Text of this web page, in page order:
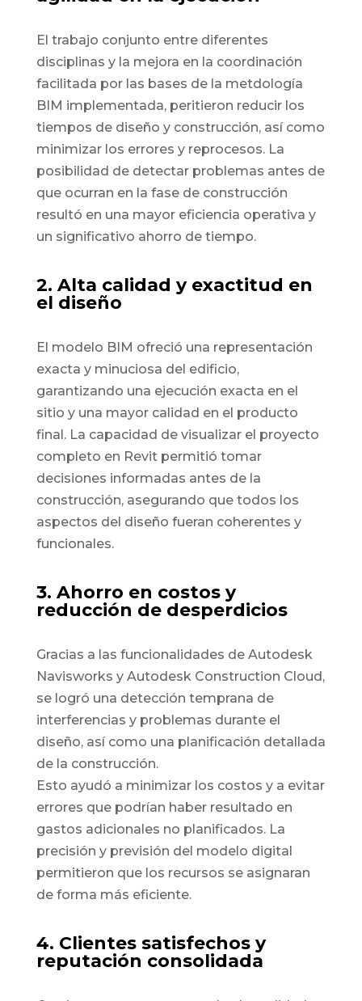
El trabajo conjunto entre diferentes
disciplinas y la mejora en la coordinación
facilitada por las bases de la metdología
BIM implementada, peritieron reducir los
tiempos de diseño y construcción, así como
minimizar los errores y reprocesos. La
posibilidad de detectar problemas antes de
que ocurran en la fase de construcción
resultó en una mayor eficiencia operativa y
un significativo ahorro de tiempo.
2. Alta calidad y exactitud en
el diseño
El modelo BIM ofreció una representación
exacta y minuciosa del edificio,
garantizando una ejecución exacta en el
sitio y una mayor calidad en el producto
final. La capacidad de visualizar el proyecto
completo en Revit permitió tomar
decisiones informadas antes de la
construcción, asegurando que todos los
aspectos del diseño fueran coherentes y
funcionales.
3. Ahorro en costos y
reducción de desperdicios
Gracias a las funcionalidades de Autodesk
Navisworks y Autodesk Construction Cloud,
se logró una detección temprana de
interferencias y problemas durante el
diseño, así como una planificación detallada
de la construcción.
Esto ayudó a minimizar los costos y a evitar
errores que podrían haber resultado en
gastos adicionales no planificados. La
precisión y previsión del modelo digital
permitieron que los recursos se asignaran
de forma más eficiente.
4. Clientes satisfechos y
reputación consolidada